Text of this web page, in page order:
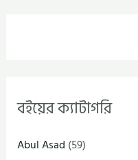
বইয়ের ক্যাটাগরি
Abul Asad (59)